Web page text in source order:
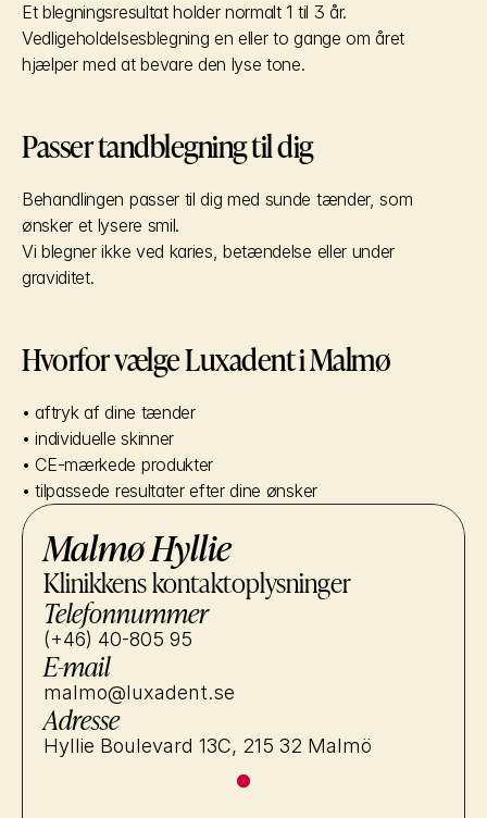
Et blegningsresultat holder normalt 1 til 3 år.
Vedligeholdelsesblegning en eller to gange om året
hjælper med at bevare den lyse tone.
Passer tandblegning til dig
Behandlingen passer til dig med sunde tænder, som
ønsker et lysere smil.
Vi blegner ikke ved karies, betændelse eller under
graviditet.
Hvorfor vælge Luxadent i Malmø
• aftryk af dine tænder
• individuelle skinner
• CE-mærkede produkter
• tilpassede resultater efter dine ønsker
Malmø Hyllie
Klinikkens kontaktoplysninger
Telefonnummer
(+46) 40-805 95
E-mail
malmo@luxadent.se
Adresse
Hyllie Boulevard 13C, 215 32 Malmö